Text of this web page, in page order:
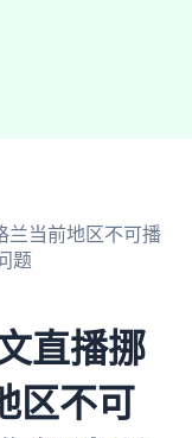
兰当前地区不可播
题
直播挪
区不可